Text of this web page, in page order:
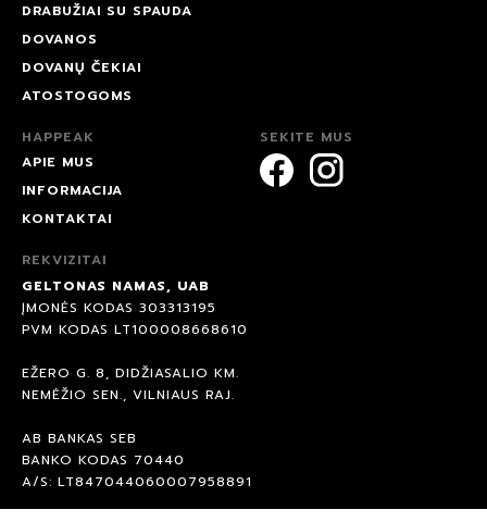
DRABUŽIAI SU SPAUDA
DOVANOS
DOVANŲ ČEKIAI
ATOSTOGOMS
HAPPEAK
APIE MUS
INFORMACIJA
KONTAKTAI
SEKITE MUS
REKVIZITAI
GELTONAS NAMAS, UAB
ĮMONĖS KODAS 303313195
PVM KODAS LT100008668610
EŽERO G. 8, DIDŽIASALIO KM.
NEMĖŽIO SEN., VILNIAUS RAJ.
AB BANKAS SEB
BANKO KODAS 70440
A/S: LT847044060007958891